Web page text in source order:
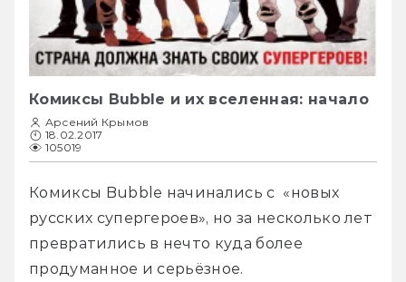
Комиксы Bubble и их вселенная: начало
Арсений Крымов
18.02.2017
105019
Комиксы Bubble начинались с  «новых
русских супергероев», но за несколько лет
превратились в нечто куда более
продуманное и серьёзное.